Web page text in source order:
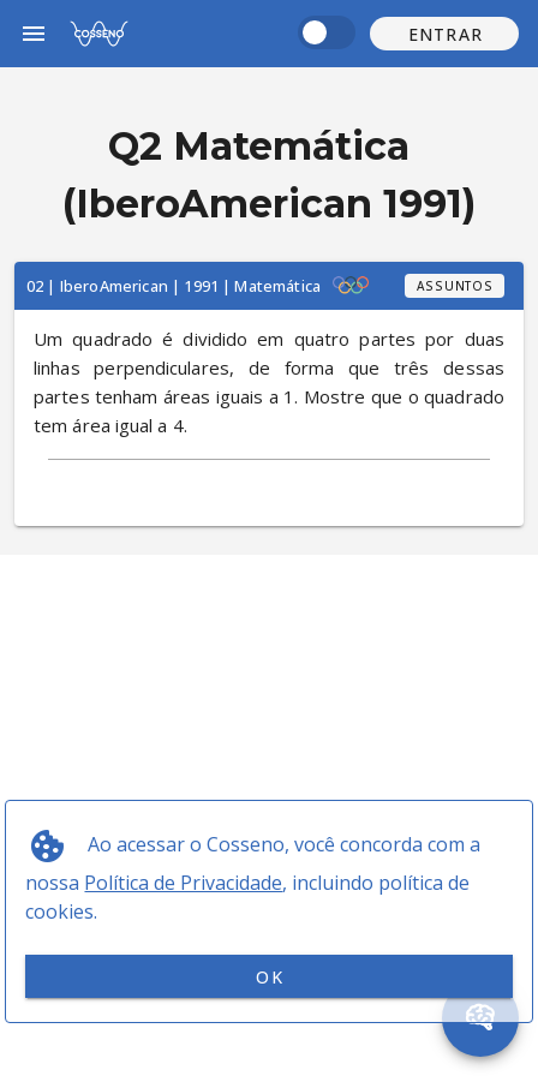
ENTRAR
Ao acessar o Cosseno, você concorda com a
nossa Política de Privacidade, incluindo política de
cookies.
OK
Q2 Matemática
(IberoAmerican 1991)
02 | IberoAmerican | 1991 | Matemática ASSUNTOS
Um quadrado é dividido em quatro partes por duas
linhas perpendiculares, de forma que três dessas
partes tenham áreas iguais a 1. Mostre que o quadrado
tem área igual a 4.